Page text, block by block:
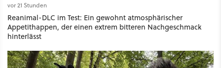
vor 21 Stunden
Reanimal-DLC im Test: Ein gewohnt atmosphärischer
Appetithappen, der einen extrem bitteren Nachgeschmack
hinterlässt